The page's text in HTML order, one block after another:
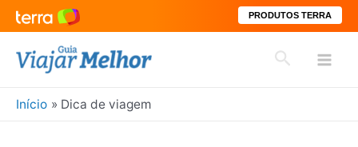
PRODUTOS TERRA
para
conteúdo
Pesquisar
Início Dica de viagem